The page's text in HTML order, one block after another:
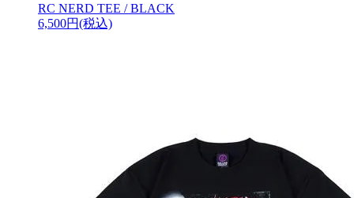
RC NERD TEE / BLACK
6,500円(税込)